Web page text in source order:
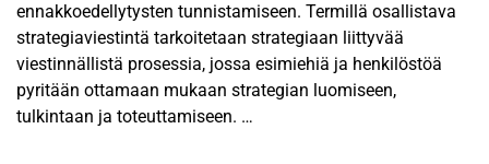
ennakkoedellytysten tunnistamiseen. Termillä osallistava
strategiaviestintä tarkoitetaan strategiaan liittyvää
viestinnällistä prosessia, jossa esimiehiä ja henkilöstöä
pyritään ottamaan mukaan strategian luomiseen,
tulkintaan ja toteuttamiseen.